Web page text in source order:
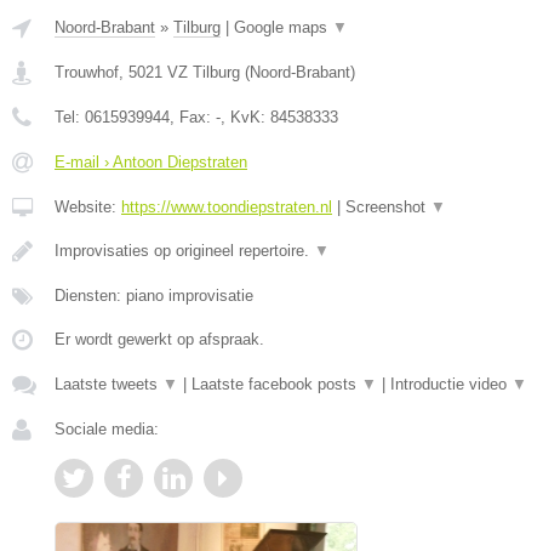
Noord-Brabant » Tilburg Google maps ▼
Trouwhof, 5021 VZ Tilburg (Noord-Brabant)
Tel: 0615939944, Fax: -, KvK: 84538333
E-mail › Antoon Diepstraten
Website: https://www.toondiepstraten.nl Screenshot ▼
Improvisaties op origineel repertoire. ▼
Diensten: piano improvisatie
Er wordt gewerkt op afspraak.
Laatste tweets ▼ Laatste facebook posts ▼ Introductie video ▼
Sociale media: